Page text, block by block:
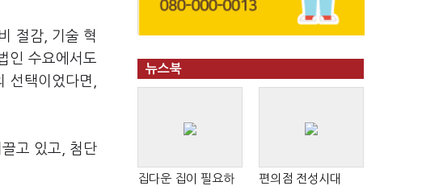
절감, 기술 혁
인 수요에서도
택이었다면,
고 있고, 첨단
뉴스북
집다운 집이 필요하
편의점 전성시대